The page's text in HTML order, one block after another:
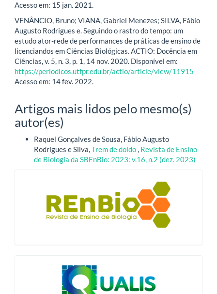
Acesso em: 15 jan. 2021.
VENÂNCIO, Bruno; VIANA, Gabriel Menezes; SILVA, Fábio
Augusto Rodrigues e. Seguindo o rastro do tempo: um
estudo ator-rede de performances de práticas de ensino de
licenciandos em Ciências Biológicas. ACTIO: Docência em
Ciências, v. 5, n. 3, p. 1, 14 nov. 2020. Disponível em:
https://periodicos.utfpr.edu.br/actio/article/view/11915
Acesso em: 14 fev. 2022.
Artigos mais lidos pelo mesmo(s)
autor(es)
Raquel Gonçalves de Sousa, Fábio Augusto
Rodrigues e Silva,Trem de doido, Revista de Ensino
de Biologia da SBEnBio: 2023: v.16, n.2 (dez. 2023)